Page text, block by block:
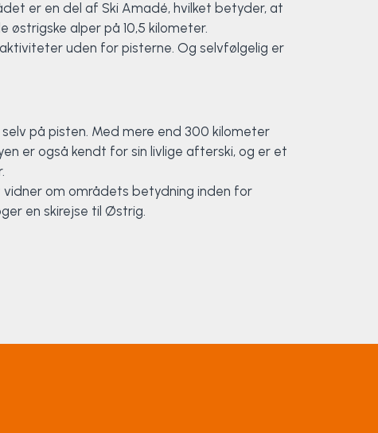
er en del af Ski Amadé, hvilket betyder, at
alper på 10,5 kilometer.
uden for pisterne. Og selvfølgelig er
på pisten. Med mere end 300 kilometer
er også kendt for sin livlige afterski, og er et
om områdets betydning inden for
en skirejse til Østrig.